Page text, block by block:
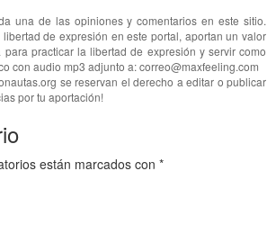
una de las opiniones y comentarios en este sitio.
de expresión en este portal, aportan un valor
practicar la libertad de expresión y servir como
con audio mp3 adjunto a: correo@maxfeeling.com
se reservan el derecho a editar o publicar
por tu aportación!
están marcados con *